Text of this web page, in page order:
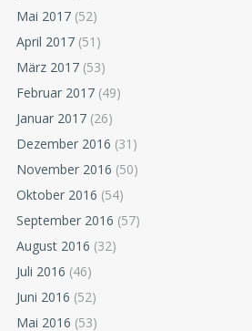
Mai 2017 (52)
April 2017 (51)
März 2017 (53)
Februar 2017 (49)
Januar 2017 (26)
Dezember 2016 (31)
November 2016 (50)
Oktober 2016 (54)
September 2016 (57)
August 2016 (32)
Juli 2016 (46)
Juni 2016 (52)
Mai 2016 (53)